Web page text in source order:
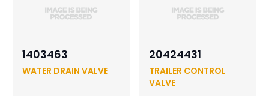
1403463
WATER DRAIN VALVE
20424431
TRAILER CONTROL
VALVE